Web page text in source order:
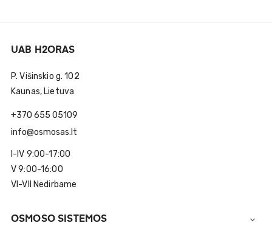
UAB H2ORAS
P. Višinskio g. 102
Kaunas, Lietuva
+370 655 05109
info@osmosas.lt
I-IV 9:00-17:00
V 9:00-16:00
VI-VII Nedirbame
OSMOSO SISTEMOS 